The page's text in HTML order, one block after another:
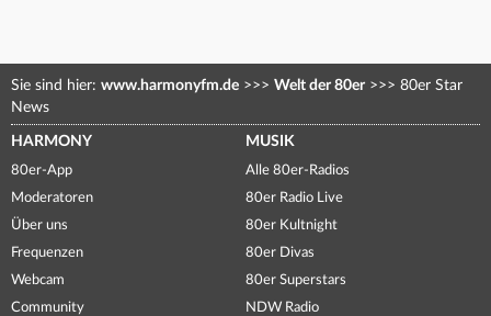
Sie sind hier: www.harmonyfm.de >>> Welt der 80er >>> 80er Star
News
HARMONY
80er-App
Moderatoren
Über uns
Frequenzen
Webcam
Community
MUSIK
Alle 80er-Radios
80er Radio Live
80er Kultnight
80er Divas
80er Superstars
NDW Radio